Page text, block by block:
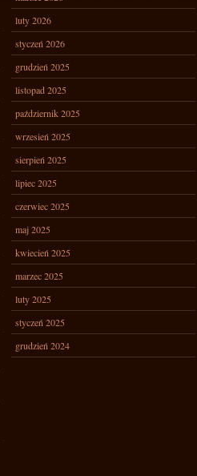
luty 2026
styczeń 2026
grudzień 2025
listopad 2025
październik 2025
wrzesień 2025
sierpień 2025
lipiec 2025
czerwiec 2025
maj 2025
kwiecień 2025
marzec 2025
luty 2025
styczeń 2025
grudzień 2024